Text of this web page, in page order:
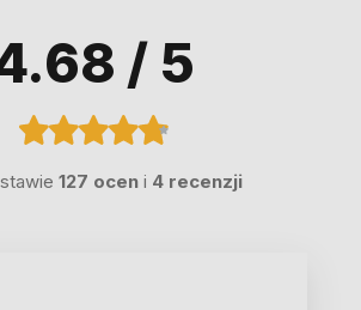
/ 5
127 ocen i 4 recenzji